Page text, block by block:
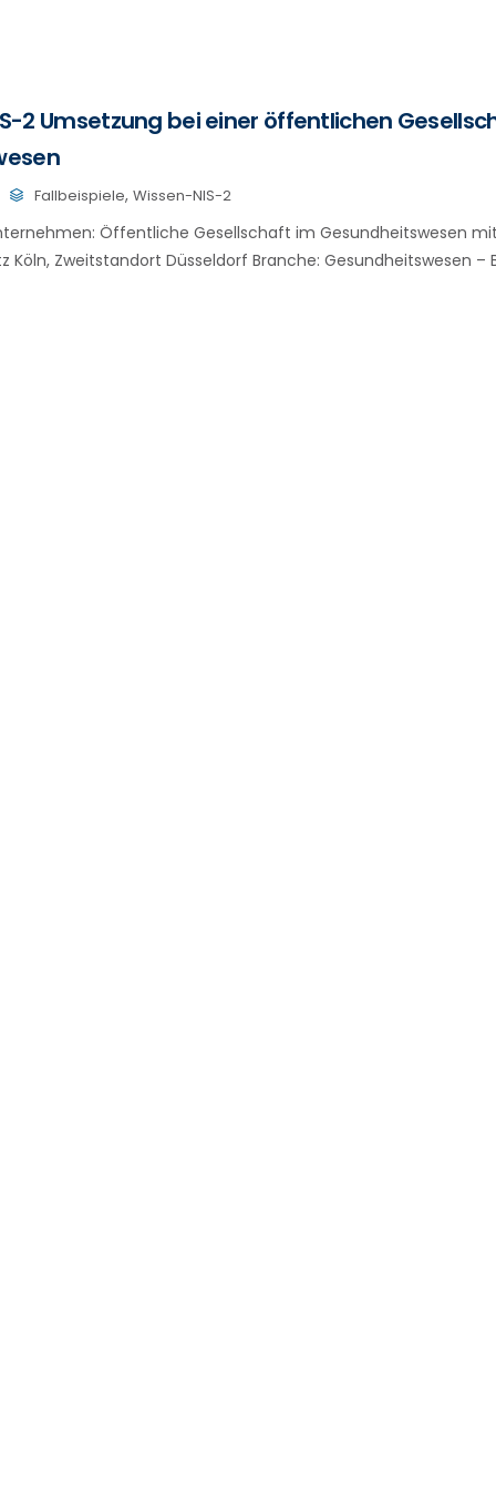
2 Umsetzung bei einer öffentlichen
Fallbeispiele, Wissen-NIS-2
Öffentliche Gesellschaft im Gesundheitswesen
Köln, Zweitstandort Düsseldorf Branche: Gesundheitswesen –